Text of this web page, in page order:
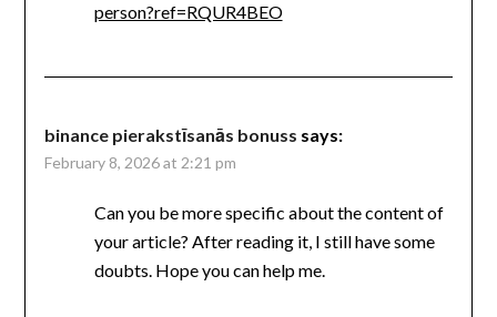
person?ref=RQUR4BEO
binance pierakstīsanās bonuss says:
February 8, 2026 at 2:21 pm
Can you be more specific about the content of
your article? After reading it, I still have some
doubts. Hope you can help me.